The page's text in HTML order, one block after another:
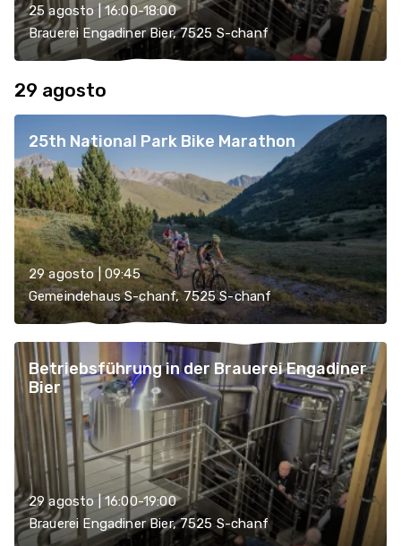
25 agosto | 16:00-18:00
Brauerei Engadiner Bier, 7525 S-chanf
29 agosto
25th National Park Bike Marathon
29 agosto | 09:45
Gemeindehaus S-chanf, 7525 S-chanf
Betriebsführung in der Brauerei Engadiner
Bier
29 agosto | 16:00-19:00
Brauerei Engadiner Bier, 7525 S-chanf